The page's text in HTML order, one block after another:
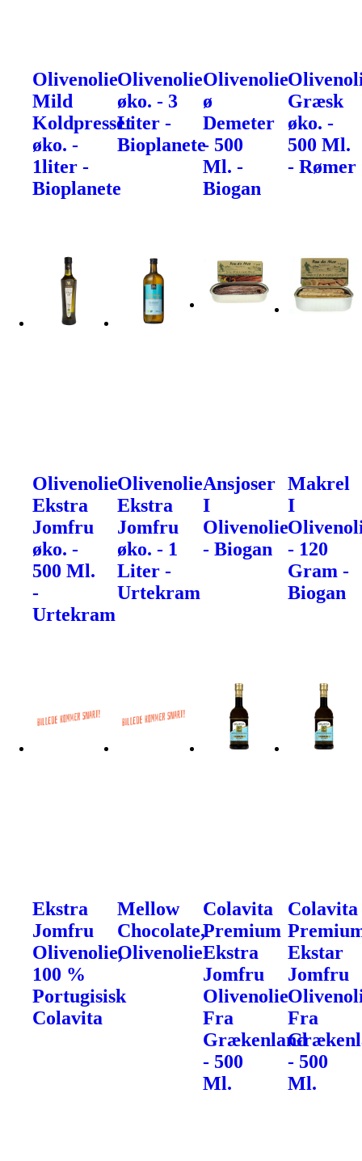
Olivenolie
Mild
Koldpresset
øko. -
1liter -
Bioplanete
Olivenolie
øko. - 3
Liter -
Bioplanete
Olivenolie
ø
Demeter
- 500
Ml. -
Biogan
Græsk
øko. -
500 Ml.
- Rømer
Olivenolie
Ekstra
Jomfru
øko. -
500 Ml.
-
Urtekram
Olivenolie
Ekstra
Jomfru
øko. - 1
Liter -
Urtekram
Ansjoser
I
Olivenolie
- Biogan
Makrel
I
- 120
Gram -
Biogan
Ekstra
Jomfru
Olivenolie,
100 %
Portugisisk
Colavita
Mellow
Chocolate,
Olivenolie
Colavita
Premium
Ekstra
Jomfru
Olivenolie
Fra
Grækenland
- 500
Ml.
Colavita
Ekstar
Jomfru
Fra
- 500
Ml.